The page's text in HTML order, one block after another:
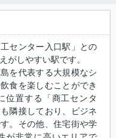
センター入口駅」との
がしやすい駅です。
を代表する大規模なシ
食を楽しむことができ
位置する「商工センタ
隣接しており、ビジネ
。その他、住宅街や学